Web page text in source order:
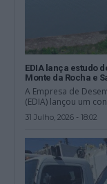
EDIA lança estudo
Monte da Rocha e
A Empresa de
(EDIA) lançou um
31 Julho, 2026 - 18:02